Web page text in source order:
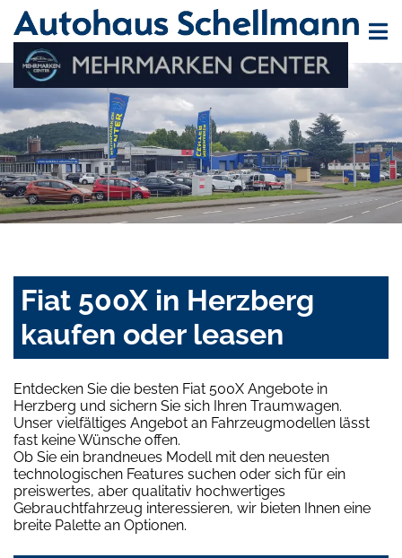
Fiat 500X in Herzberg
kaufen oder leasen
Entdecken Sie die besten Fiat 500X Angebote in
Herzberg und sichern Sie sich Ihren Traumwagen.
Unser vielfältiges Angebot an Fahrzeugmodellen lässt
fast keine Wünsche offen.
Ob Sie ein brandneues Modell mit den neuesten
technologischen Features suchen oder sich für ein
preiswertes, aber qualitativ hochwertiges
Gebrauchtfahrzeug interessieren, wir bieten Ihnen eine
breite Palette an Optionen.